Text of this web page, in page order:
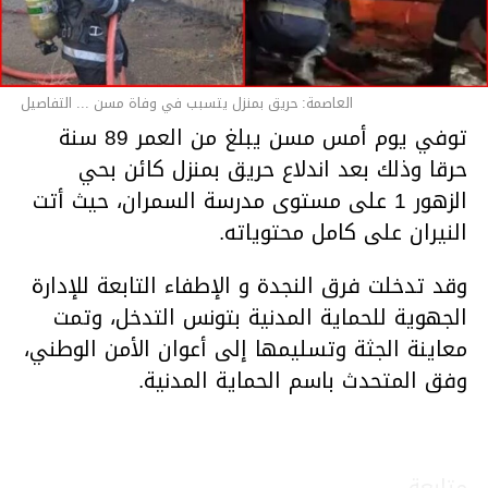
العاصمة: حريق بمنزل يتسبب في وفاة مسن ... التفاصيل
توفي يوم أمس مسن يبلغ من العمر 89 سنة
حرقا وذلك بعد اندلاع حريق بمنزل كائن بحي
الزهور 1 على مستوى مدرسة السمران، حيث أتت
النيران على كامل محتوياته.
وقد تدخلت فرق النجدة و الإطفاء التابعة للإدارة
الجهوية للحماية المدنية بتونس التدخل، وتمت
معاينة الجثة وتسليمها إلى أعوان الأمن الوطني،
وفق المتحدث باسم الحماية المدنية.